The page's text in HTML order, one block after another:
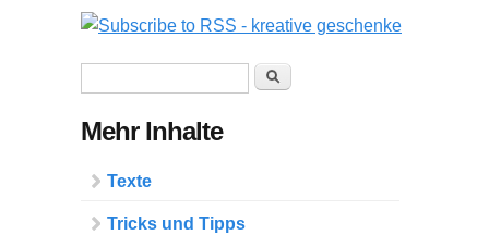
Suche
Mehr Inhalte
Texte
Tricks und Tipps